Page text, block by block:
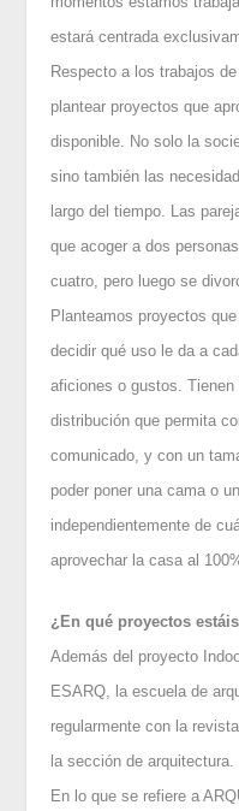
estará centrada
Respecto a los trabajos
plantear proyectos que
disponible. No solo la
sino también las
largo del tiempo. Las
que acoger a dos
cuatro, pero luego se
Planteamos proyectos
decidir qué uso le da a
aficiones o gustos.
distribución que permita
comunicado, y con un
poder poner una cama o
independientemente de
aprovechar la casa al
¿En qué proyectos
Además del proyecto
ESARQ, la escuela de
regularmente con la
la sección de arquitectura.
En lo que se refiere a